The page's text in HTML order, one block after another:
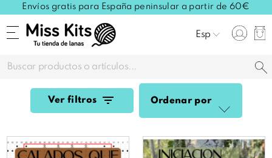
Envíos gratis para España peninsular a partir de 60€
Esp
Ver filtros Ordenar por